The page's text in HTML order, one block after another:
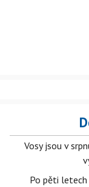
Vosy jsou v
Po pěti letech